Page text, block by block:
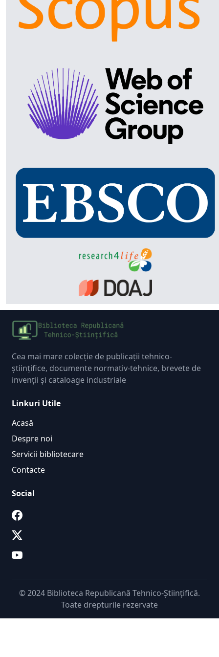
Cea mai mare colecție de publicații tehnico-
științifice, documente normativ-tehnice, brevete de
invenții și cataloage industriale
Linkuri Utile
Acasă
Despre noi
Servicii bibliotecare
Contacte
Social
© 2024 Biblioteca Republicană Tehnico-Științifică.
Toate drepturile rezervate